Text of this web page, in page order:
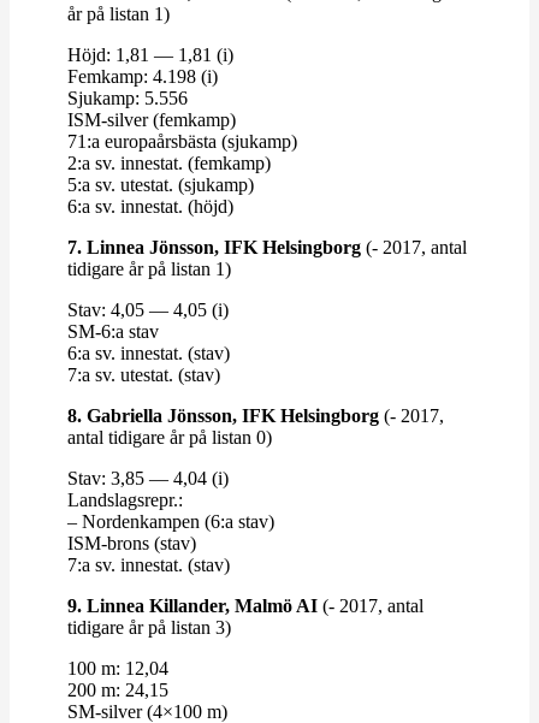
år på listan 1)
Höjd: 1,81 — 1,81 (i)
Femkamp: 4.198 (i)
Sjukamp: 5.556
ISM-​​silver (femkamp)
71:a euro­pa­års­bästa (sjukamp)
2:a sv. innestat. (femkamp)
5:a sv. utestat. (sjukamp)
6:a sv. innestat. (höjd)
7. Linnea Jönsson, IFK Helsingborg (- 2017, antal
tidigare år på listan 1)
Stav: 4,05 — 4,05 (i)
SM-6:a stav
6:a sv. innestat. (stav)
7:a sv. utestat. (stav)
8. Gabriella Jönsson, IFK Helsingborg (- 2017,
antal tidigare år på listan 0)
Stav: 3,85 — 4,04 (i)
Lands­lagsrepr.:
– Nor­den­kampen (6:a stav)
ISM-​​brons (stav)
7:a sv. innestat. (stav)
9. Linnea Kil­lander, Malmö AI (- 2017, antal
tidigare år på listan 3)
100 m: 12,04
200 m: 24,15
SM-​​silver (4×100 m)